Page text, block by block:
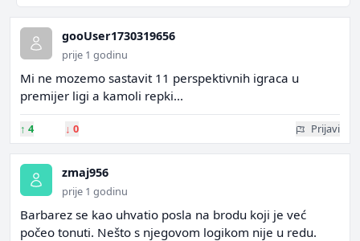
gooUser1730319656
prije 1 godinu
Mi ne mozemo sastavit 11 perspektivnih igraca u
premijer ligi a kamoli repki...
↑ 4 ↓ 0 Prijavi
zmaj956
prije 1 godinu
Barbarez se kao uhvatio posla na brodu koji je već
počeo tonuti. Nešto s njegovom logikom nije u redu.